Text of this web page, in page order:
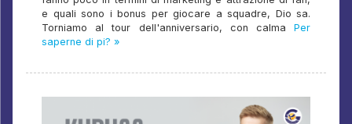
e quali sono i bonus per giocare a squadre, Dio sa.
Torniamo al tour dell'anniversario, con calma Per
saperne di pi? »